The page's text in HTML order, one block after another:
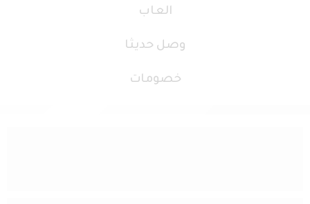
العاب
وصل حديثا
خصومات